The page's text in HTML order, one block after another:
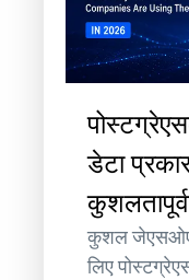
डेटा
कुशल
लिए